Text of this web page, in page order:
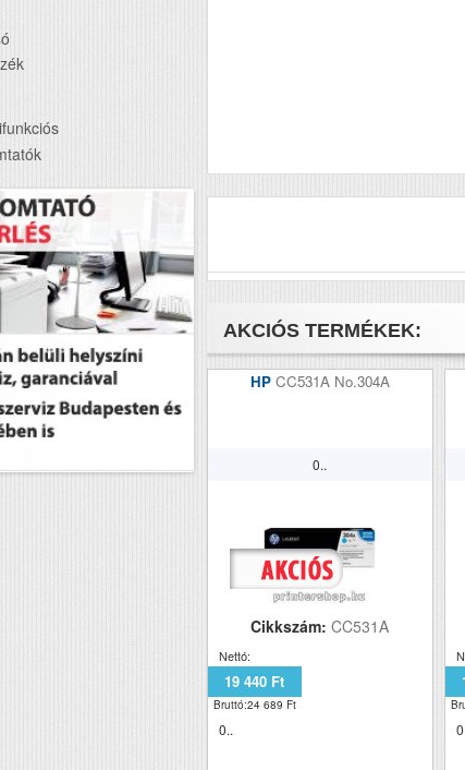
AKCIÓS TERMÉKEK:
HP CC531A No.304A
0..
Cikkszám:CC531A
Nettó:
19 440 Ft
Bruttó:24 689 Ft
0..